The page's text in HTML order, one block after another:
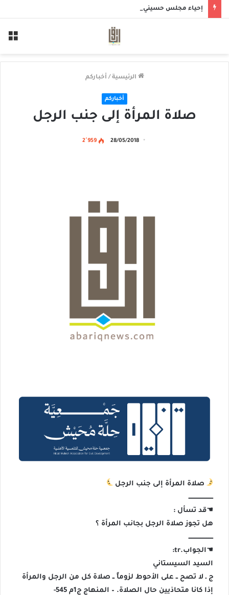
إحياء مجلس حسيني بمأتم الحاج أحمد منصور الخميس
الرئيسية / أخباركم
أخباركم
صلاة المرأة إلى جنب الرجل
28/05/2018 2٬959
صلاة المرأة إلى جنب الرجل‏
ــــــــــــــــــــــــ
☚قد تسأل :
هل تجوز صلاة الرجل بجانب المرأة ؟
ــــــــــــــــــــــــ
☚الجواب.tr:
السيد السيستاني
ج ـ لا تصح ــ على الأحوط لزوماً ــ صلاة كل من الرجل والمرأة
إذا كانا متحاذيين حال الصلاة. – المنهاج ج1م 545-